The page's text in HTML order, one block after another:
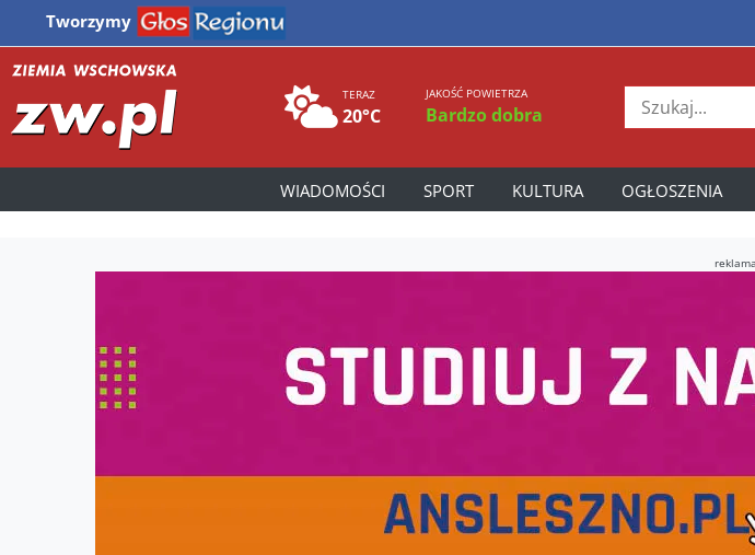
Tworzymy
TERAZ
20°C
JAKOŚĆ POWIETRZA
Bardzo dobra
WIADOMOŚCI SPORT KULTURA OGŁOSZENIA
reklama